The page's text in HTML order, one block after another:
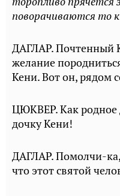
поворачиваются то
ДАГЛАР. Почтенный
желание
Кени. Вот он, рядом
ЦЮКВЕР. Как родное
дочку Кени!
ДАГЛАР. Помолчи-
что этот святой